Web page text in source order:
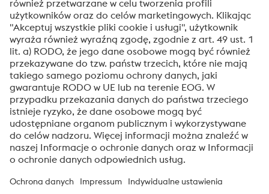
Tak! Chcę otrzymywać okazjonalne informacje,
zaproszenia i inne istotne wiadomości.
Prześlij
Weryfikacja antybotowa
Kliknij, aby rozpocząć weryfikację
Friendly Captcha ⇗